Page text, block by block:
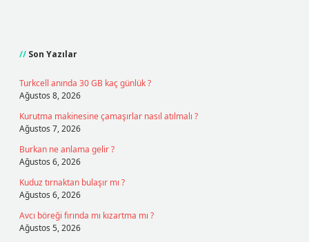
Son Yazılar
Turkcell anında 30 GB kaç günlük ?
Ağustos 8, 2026
Kurutma makinesine çamaşırlar nasıl atılmalı ?
Ağustos 7, 2026
Burkan ne anlama gelir ?
Ağustos 6, 2026
Kuduz tırnaktan bulaşır mı ?
Ağustos 6, 2026
Avcı böreği fırında mı kızartma mı ?
Ağustos 5, 2026